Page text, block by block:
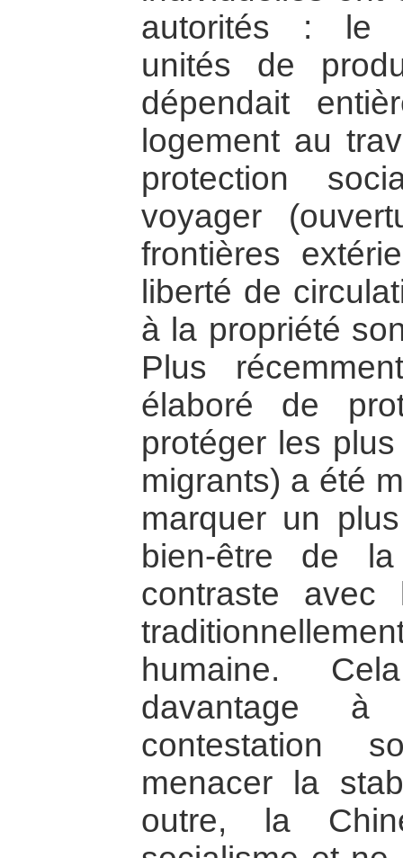
autorités : le
unités de
dépendait
logement au
protection
voyager
frontières
liberté de
à la propriété
Plus
élaboré de
protéger les
migrants) a été
marquer un
bien-être de
contraste avec
humaine.
davantage
contestation
menacer la
outre, la